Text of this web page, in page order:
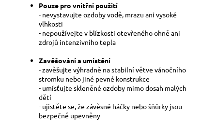
Pouze pro vnitřní použití
- nevystavujte ozdoby vodě, mrazu ani vysoké
vlhkosti
- nepoužívejte v blízkosti otevřeného ohně ani
zdrojů intenzivního tepla
Zavěšování a umístění
- zavěšujte výhradně na stabilní větve vánočního
stromku nebo jiné pevné konstrukce
- umísťujte skleněné ozdoby mimo dosah malých
dětí
- ujistěte se, že závěsné háčky nebo šňůrky jsou
bezpečně upevněny